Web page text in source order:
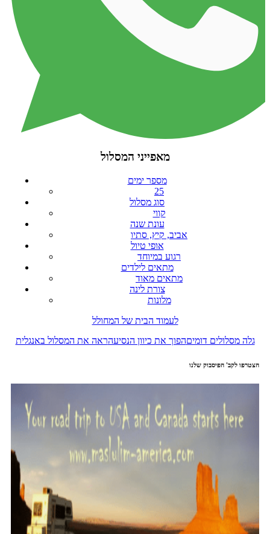
מאפייני המסלול
מספר ימים
25
סוג מסלול
קווי
עונת שנה
אביב, קיץ, סתיו
אופי טיול
רגוע במיוחד
מתאים לילדים
מתאים מאוד
צורת לינה
מלונות
לעמוד הבית של המחולל
גלה מסלולים דומיםהפוך את כיוון הנסיעהראה את המסלול באנגלית
הצטרפו לקב' הפיסבוק שלנו